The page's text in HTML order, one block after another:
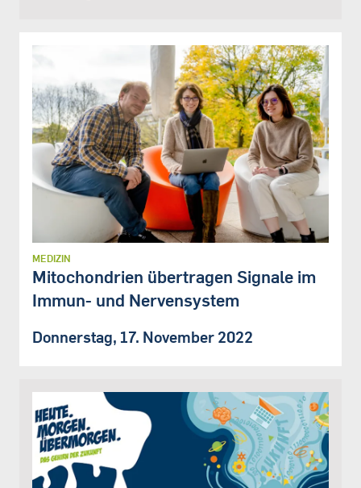
MEDIZIN
Mitochondrien übertragen Signale im
Immun- und Nervensystem
Donnerstag, 17. November 2022